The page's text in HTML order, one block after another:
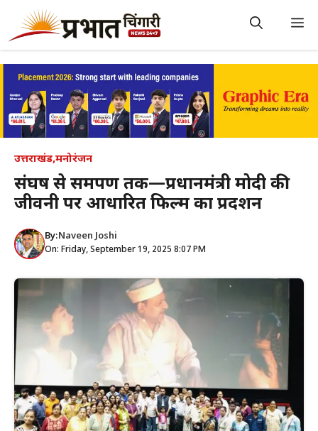
content
उत्तराखंड,मनोरंजन
संघर्ष से समर्पण तक—प्रधानमंत्री मोदी की
जीवनी पर आधारित फिल्म का प्रदर्शन
By:Naveen Joshi
On: Friday, September 19, 2025 8:07 PM